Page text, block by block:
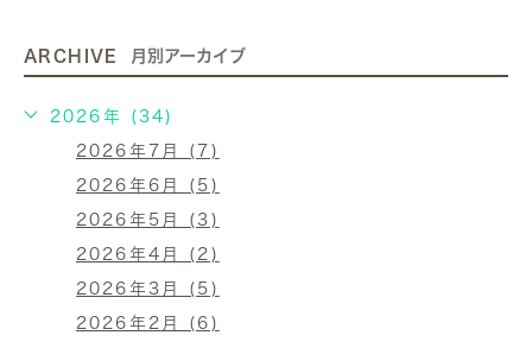
ARCHIVE 月別アーカイブ
2026年 (34)
2026年7月 (7)
2026年6月 (5)
2026年5月 (3)
2026年4月 (2)
2026年3月 (5)
2026年2月 (6)